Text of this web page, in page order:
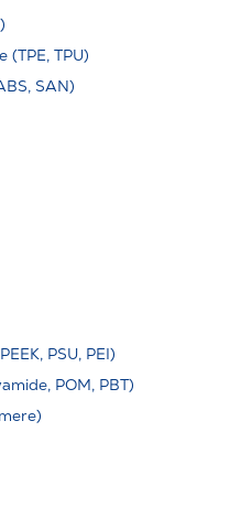
(TPE, TPU)
SAN)
PSU, PEI)
POM, PBT)